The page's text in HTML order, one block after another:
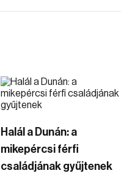
Halál a Dunán: a
mikepércsi férfi
családjának gyűjtenek